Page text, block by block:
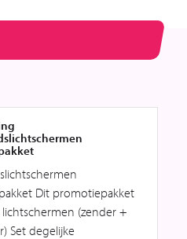
Dit promotiepakket
lichtschermen (zender +
Set degelijke